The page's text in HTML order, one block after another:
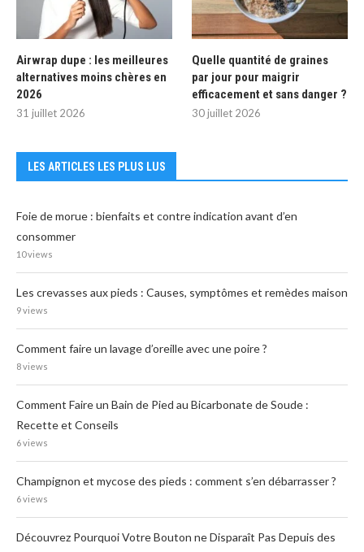
Airwrap dupe : les meilleures
alternatives moins chères en
2026
31 juillet 2026
Quelle quantité de graines
par jour pour maigrir
efficacement et sans danger ?
30 juillet 2026
LES ARTICLES LES PLUS LUS
Foie de morue : bienfaits et contre indication avant d’en
consommer
10 views
Les crevasses aux pieds : Causes, symptômes et remèdes maison
9 views
Comment faire un lavage d’oreille avec une poire ?
8 views
Comment Faire un Bain de Pied au Bicarbonate de Soude :
Recette et Conseils
6 views
Champignon et mycose des pieds : comment s’en débarrasser ?
6 views
Découvrez Pourquoi Votre Bouton ne Disparaît Pas Depuis des